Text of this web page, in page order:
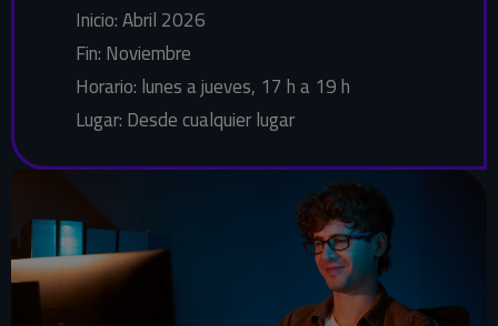
Inicio: Abril 2026
Fin: Noviembre
Horario: lunes a jueves, 17 h a 19 h
Lugar: Desde cualquier lugar